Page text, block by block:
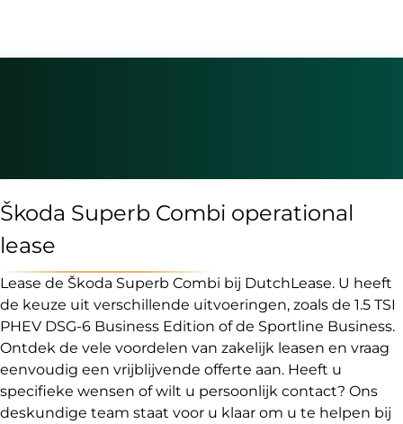
Škoda Superb Combi operational
lease
Lease de Škoda Superb Combi bij DutchLease. U heeft
de keuze uit verschillende uitvoeringen, zoals de 1.5 TSI
PHEV DSG-6 Business Edition of de Sportline Business.
Ontdek de vele voordelen van zakelijk leasen en vraag
eenvoudig een vrijblijvende offerte aan. Heeft u
specifieke wensen of wilt u persoonlijk contact? Ons
deskundige team staat voor u klaar om u te helpen bij